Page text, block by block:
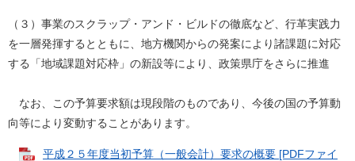
（３）事業のスクラップ・アンド・ビルドの徹底など、行革実践力
を一層発揮するとともに、地方機関からの発案により諸課題に対応
する「地域課題対応枠」の新設等により、政策県庁をさらに推進
なお、この予算要求額は現段階のものであり、今後の国の予算動
向等により変動することがあります。
平成２５年度当初予算（一般会計）要求の概要 [PDFファイ